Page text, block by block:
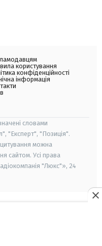
користування
конфіденційності
інформація
словами
"Експерт", "Позиція".
можна
сайтом. Усі права
"Люкс"», 24